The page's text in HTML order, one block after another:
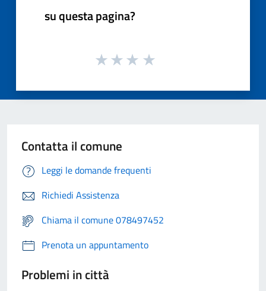
su questa pagina?
Contatta il comune
Leggi le domande frequenti
Richiedi Assistenza
Chiama il comune 078497452
Prenota un appuntamento
Problemi in città